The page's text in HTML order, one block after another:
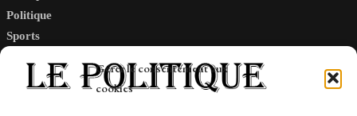
Gérer le consentement aux
cookies
Politique
Sports